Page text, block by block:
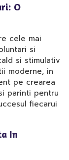
O
cele mai
si
si stimulativ
moderne, in
pe crearea
parinti pentru
fiecarui
In